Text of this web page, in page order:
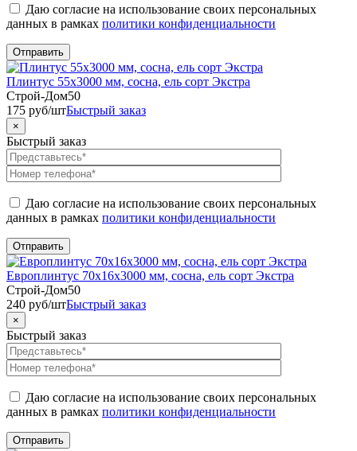
Даю согласие на использование своих персональных
данных в рамках политики конфиденциальности
Плинтус 55х3000 мм, сосна, ель сорт Экстра
Строй-Дом50
175 руб/штБыстрый заказ
×
Быстрый заказ
Даю согласие на использование своих персональных
данных в рамках политики конфиденциальности
Европлинтус 70х16х3000 мм, сосна, ель сорт Экстра
Строй-Дом50
240 руб/штБыстрый заказ
×
Быстрый заказ
Даю согласие на использование своих персональных
данных в рамках политики конфиденциальности